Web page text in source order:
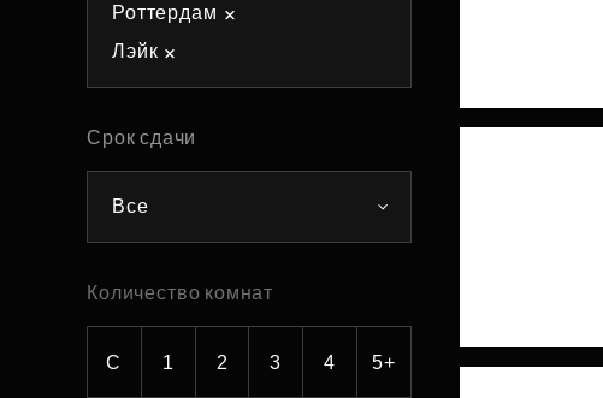
Роттердам
Лэйк
Срок сдачи
Все
Количество комнат
С 1 2 3 4 5+